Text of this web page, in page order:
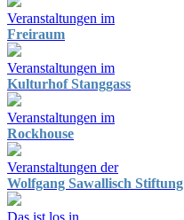
Veranstaltungen im
Freiraum
Veranstaltungen im
Kulturhof Stanggass
Veranstaltungen im
Rockhouse
Veranstaltungen der
Wolfgang Sawallisch Stiftung
Das ist los in